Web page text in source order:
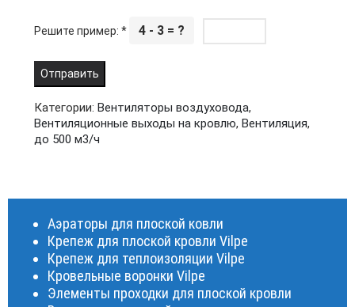
Решите пример: * 4 - 3 = ?
Категории: Вентиляторы воздуховода,
Вентиляционные выходы на кровлю, Вентиляция,
до 500 м3/ч
Аэраторы для плоской ковли
Крепеж для плоской кровли Vilpe
Крепеж для теплоизоляции Vilpe
Кровельные воронки Vilpe
Элементы проходки для плоской кровли